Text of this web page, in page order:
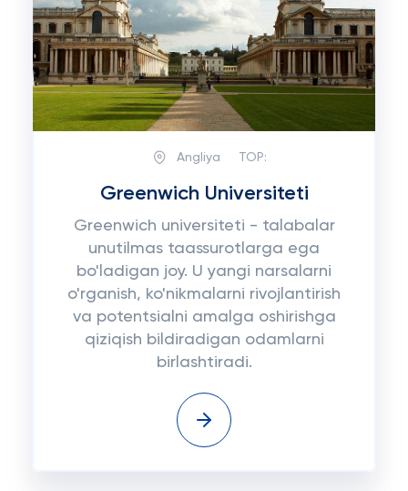
Angliya TOP:
Greenwich Universiteti
Greenwich universiteti - talabalar
unutilmas taassurotlarga ega
bo'ladigan joy. U yangi narsalarni
o'rganish, ko'nikmalarni rivojlantirish
va potentsialni amalga oshirishga
qiziqish bildiradigan odamlarni
birlashtiradi.